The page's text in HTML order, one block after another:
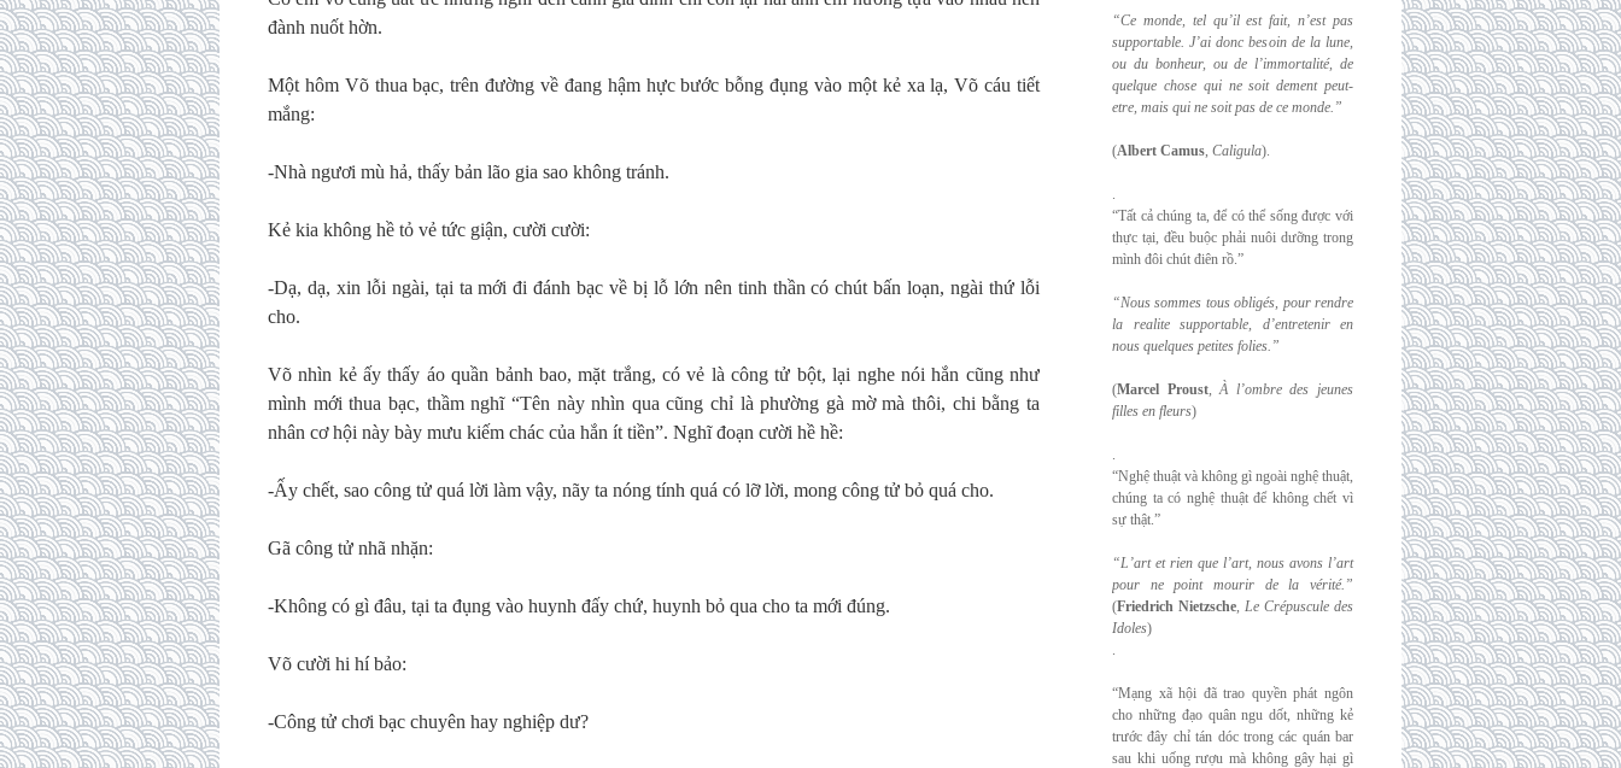
đành nuốt hờn.
Một hôm Võ thua bạc, trên đường về đang hậm hực bước bỗng đụng vào một kẻ xa lạ, Võ cáu tiết
mắng:
-Nhà ngươi mù hả, thấy bản lão gia sao không tránh.
Kẻ kia không hề tỏ vẻ tức giận, cười cười:
-Dạ, dạ, xin lỗi ngài, tại ta mới đi đánh bạc về bị lỗ lớn nên tinh thần có chút bấn loạn, ngài thứ lỗi
cho.
Võ nhìn kẻ ấy thấy áo quần bảnh bao, mặt trắng, có vẻ là công tử bột, lại nghe nói hắn cũng như
mình mới thua bạc, thầm nghĩ “Tên này nhìn qua cũng chỉ là phường gà mờ mà thôi, chi bằng ta
nhân cơ hội này bày mưu kiếm chác của hắn ít tiền”. Nghĩ đoạn cười hề hề:
-Ấy chết, sao công tử quá lời làm vậy, nãy ta nóng tính quá có lỡ lời, mong công tử bỏ quá cho.
Gã công tử nhã nhặn:
-Không có gì đâu, tại ta đụng vào huynh đấy chứ, huynh bỏ qua cho ta mới đúng.
Võ cười hi hí bảo:
-Công tử chơi bạc chuyên hay nghiệp dư?
“Ce monde, tel qu’il est fait, n’est pas
supportable. J’ai donc besoin de la lune,
ou du bonheur, ou de l’immortalité, de
quelque chose qui ne soit dement peut-
etre, mais qui ne soit pas de ce monde.”
(Albert Camus, Caligula).
.
“Tất cả chúng ta, để có thể sống được với
thực tại, đều buộc phải nuôi dưỡng trong
mình đôi chút điên rồ.”
“Nous sommes tous obligés, pour rendre
la realite supportable, d’entretenir en
nous quelques petites folies.”
(Marcel Proust,À l’ombre des jeunes
filles en fleurs)
.
“Nghệ thuật và không gì ngoài nghệ thuật,
chúng ta có nghệ thuật để không chết vì
sự thật.”
“L’art et rien que l’art, nous avons l’art
pour ne point mourir de la vérité.”
(Friedrich Nietzsche, Le Crépuscule des
Idoles)
.
“Mạng xã hội đã trao quyền phát ngôn
cho những đạo quân ngu dốt, những kẻ
trước đây chỉ tán dóc trong các quán bar
sau khi uống rượu mà không gây hại gì